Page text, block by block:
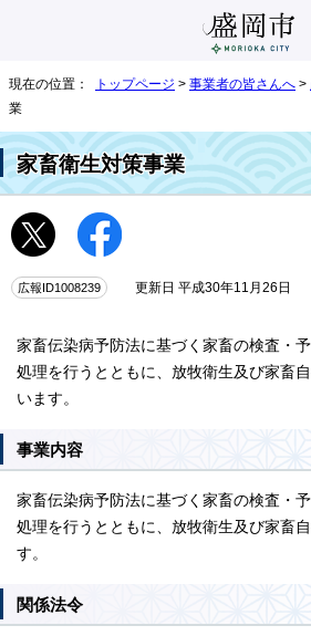
現在の位置： トップページ > 事業者の皆さんへ >
業
家畜衛生対策事業
広報ID1008239 更新日 平成30年11月26日
家畜伝染病予防法に基づく家畜の検査・
処理を行うとともに、放牧衛生及び家畜
います。
事業内容
家畜伝染病予防法に基づく家畜の検査・
処理を行うとともに、放牧衛生及び家畜
す。
関係法令